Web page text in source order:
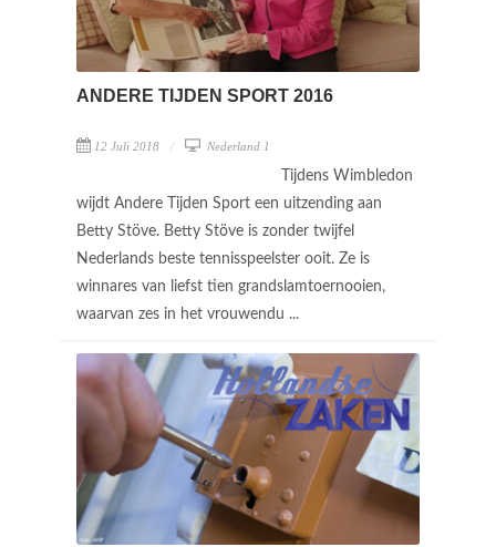
ANDERE TIJDEN SPORT 2016
12 Juli 2018 Nederland 1
Tijdens Wimbledon
wijdt Andere Tijden Sport een uitzending aan
Betty Stöve. Betty Stöve is zonder twijfel
Nederlands beste tennisspeelster ooit. Ze is
winnares van liefst tien grandslamtoernooien,
waarvan zes in het vrouwendu ...